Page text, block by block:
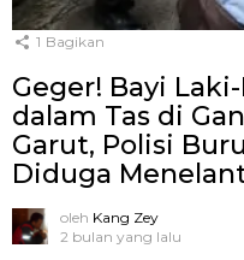
1 Bagikan
Geger! Bayi
dalam Tas di
Garut, Polisi
Diduga
oleh Kang Zey
2 bulan yang lalu